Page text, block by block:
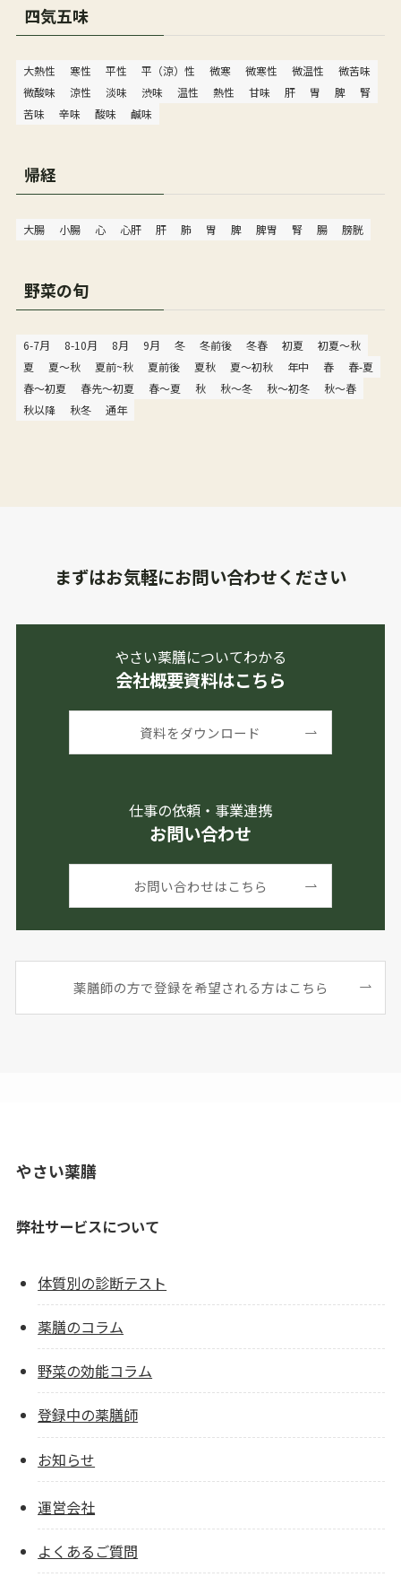
四気五味
大熱性 寒性 平性 平（涼）性 微寒 微寒性 微温性
微苦味
微酸味
涼性 淡味 渋味 温性 熱性 甘味 肝 胃 脾
腎
苦味
辛味 酸味 鹹味
帰経
大腸 小腸 心 心肝 肝 肺 胃 脾 脾胃 腎 腸 膀胱
野菜の旬
6-7月 8-10月 8月 9月 冬 冬前後 冬春 初夏
初夏〜秋
夏
夏〜秋 夏前~秋 夏前後 夏秋 夏～初秋 年中 春
春-夏
春〜初夏
春先〜初夏 春～夏 秋 秋〜冬 秋〜初冬
秋〜春
秋以降
秋冬 通年
まずはお気軽にお問い合わせください
やさい薬膳についてわかる
会社概要資料はこちら
資料をダウンロード
仕事の依頼・事業連携
お問い合わせ
お問い合わせはこちら
薬膳師の方で登録を希望される方はこちら
やさい薬膳
弊社サービスについて
体質別の診断テスト
薬膳のコラム
野菜の効能コラム
登録中の薬膳師
お知らせ
運営会社
よくあるご質問